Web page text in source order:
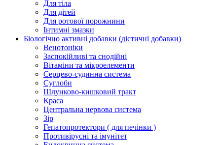
Для тіла
Для дітей
Для ротової порожнини
Інтимні змазки
Біологічно активні добавки (дієтичні добавки)
Венотоніки
Заспокійливі та снодійні
Вітаміни та мікроелементи
Серцево-судинна система
Суглоби
Шлунково-кишковий тракт
Краса
Центральна нервова система
Зір
Гепатопротектори ( для печінки )
Противірусні та імунітет